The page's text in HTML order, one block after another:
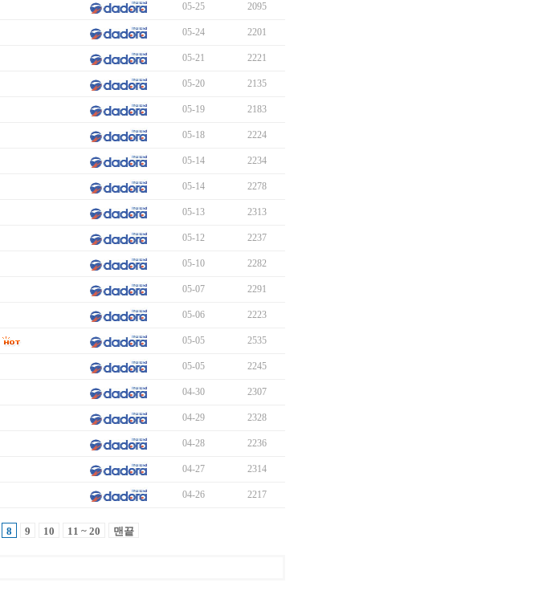
05-25 2095
05-24 2201
05-21 2221
05-20 2135
05-19 2183
05-18 2224
05-14 2234
05-14 2278
05-13 2313
05-12 2237
05-10 2282
05-07 2291
05-06 2223
05-05 2535
05-05 2245
04-30 2307
04-29 2328
04-28 2236
04-27 2314
04-26 2217
8 9 10 11 ~ 20 맨끝